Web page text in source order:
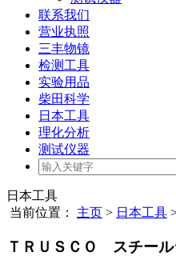
联系我们
营业执照
三丰物镜
检测工具
实验用品
柴田科学
日本工具
理化分析
测试仪器
日本工具
当前位置： 主页 > 日本工具
ＴＲＵＳＣＯ スチー